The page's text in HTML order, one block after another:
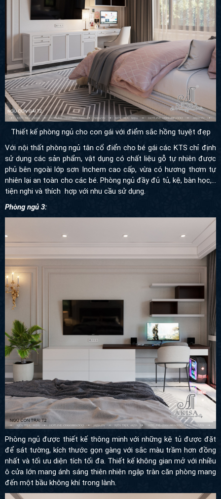
Thiết kế phòng ngủ cho con gái với điểm sắc hồng tuyệt đẹp
Với nội thất phòng ngủ tân cổ điển cho bé gái các KTS chỉ định
sử dụng các sản phẩm, vật dụng có chất liệu gỗ tự nhiên được
phủ bên ngoài lớp sơn Inchem cao cấp, vừa có hương thơm tự
nhiên lại an toàn cho các bé. Phòng ngủ đầy đủ tủ, kệ, bàn học,...
tiện nghi và thích hợp với nhu cầu sử dụng.
Phòng ngủ 3:
Phòng ngủ được thiết kế thông minh với những kệ tủ được đặt
để sát tường, kích thước gọn gàng với sắc màu trầm hơn đồng
nhất và tối ưu diện tích tối đa. Thiết kế không gian mở với nhiều
ô cửa lớn mang ánh sáng thiên nhiên ngập tràn căn phòng mang
đến một bầu không khí trong lành.